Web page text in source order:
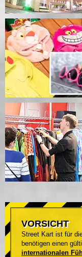
VORSICHT
Street Kart ist für
benötigen einen
internationalen